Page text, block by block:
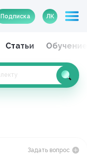
Подписка ЛК
Статьи Обучение
Задать вопрос